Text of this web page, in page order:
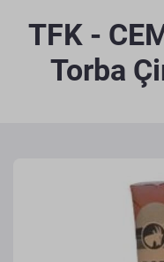
TFK -
Torba